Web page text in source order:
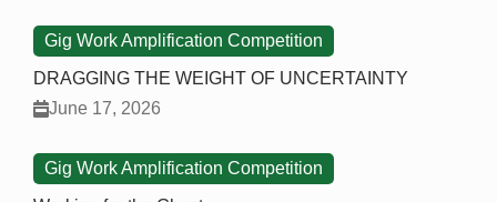
Gig Work Amplification Competition
DRAGGING THE WEIGHT OF UNCERTAINTY
June 17, 2026
Gig Work Amplification Competition